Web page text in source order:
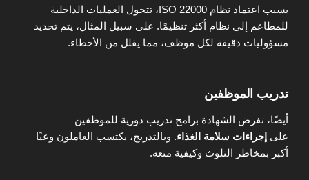
بسبب اعتماد نظام ISO 22000، تتحول العمليات الداخلية
للمطاعم إلى نظام أكثر تنظيمًا. على سبيل المثال، يتم تحديد
مسؤوليات دقيقة لكل موظف، مما يقلل من الأخطاء.
تدريب الموظفين
أيضًا، تفرض الشهادة برامج تدريب دورية للموظفين
على إجراءات سلامة الغذاء. وبالتدريج، يكتسب العاملون وعيًا
أكبر بمخاطر التلوث وكيفية منعه.